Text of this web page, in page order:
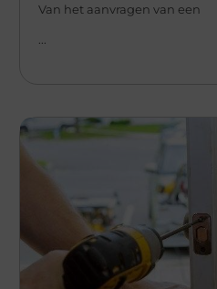
Van het aanvragen van een
...